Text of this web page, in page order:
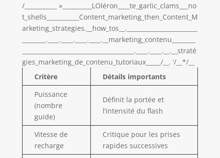
/___________ »__________LOléron____te_garlic_clams___no
t_shells___________Content_marketing_then_Content_M
arketing_strategies.__how_tos__.________________________
________.____.____.____.____.__marketing_contenu________
______________________________________.____.____.__.__straté
gies_marketing_de_contenu_tutoriaux_____/__. ‘/__*/__
Critère
Détails importants
Puissance
(nombre
guide)
Définit la portée et
l’intensité du flash
Vitesse de
recharge
Critique pour les prises
rapides successives